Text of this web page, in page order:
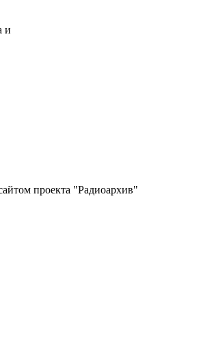
и
проекта "Радиоархив"